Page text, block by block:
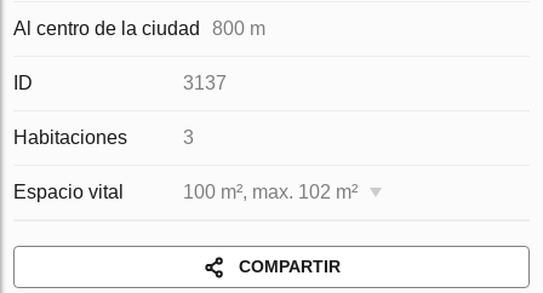
Al centro de la ciudad 800 m
ID 3137
Habitaciones 3
Espacio vital 100 m², max. 102 m²
COMPARTIR